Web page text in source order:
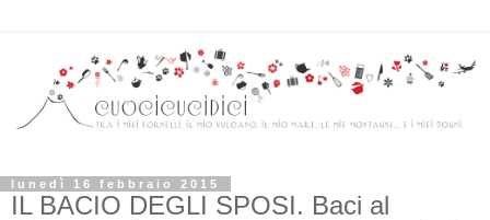
lunedì 16 febbraio 2015
IL BACIO DEGLI SPOSI. Baci al